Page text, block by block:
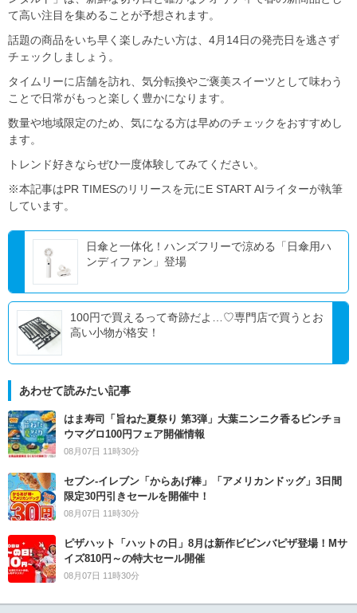
て高い注目を集めることが予想されます。
話題の商品をいち早く楽しみたい方は、4月14日の発売日を逃さず
チェックしましょう。
タイムリーに店舗を訪れ、気分転換やご褒美スイーツとして味わう
ことで日常がもっと楽しく豊かになります。
数量や地域限定のため、気になる方は早めのチェックをおすすめし
ます。
トレンド好きならぜひ一度体験してみてください。
※本記事はPR TIMESのリリースを元にE START AIライターが執筆
しています。
日傘と一体化！ハンズフリーで涼める「日傘用ハ
ンディファン」登場
100円で買えるって奇跡だよ…♡専門店で買うとお
高い小物が格安！
あわせて読みたい記事
はま寿司「旨ねた夏祭り 第3弾」大葉ニンニク香るビンチョ
ウマグロ100円フェア開催情報
08月07日 11時30分
セブン‐イレブン「からあげ棒」「アメリカンドッグ」3日間
限定30円引きセールを開催中！
08月07日 11時30分
ピザハット「ハットの日」8月は新作ビビンバピザ登場！Mサ
イズ810円～の特大セール開催
08月07日 11時30分